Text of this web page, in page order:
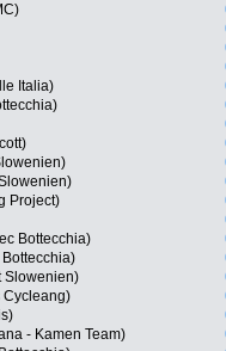
Italia)
Project)
Bottecchia)
Slowenien)
Cycleang)
- Kamen Team)